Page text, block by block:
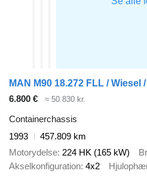
6.800 € ≈ 50.830 kr.
Containerchassis
1993
457.809 km
Motorydelse 224 HK (165 kW)
Akselkonfiguration 4x2